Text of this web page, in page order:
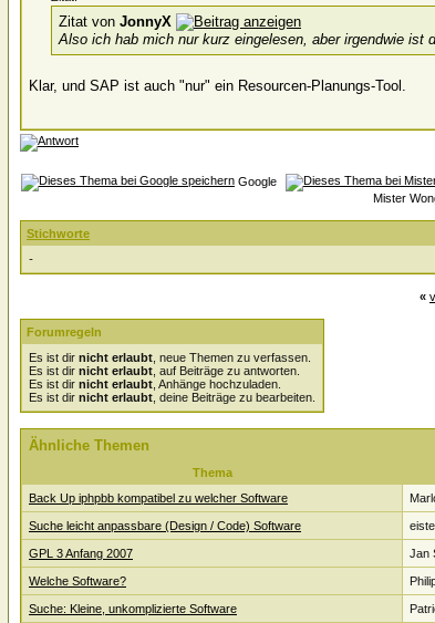
Zitat von JonnyX
Also ich hab mich nur kurz eingelesen, aber irgendwie ist
Klar, und SAP ist auch "nur" ein Resourcen-Planungs-Tool.
Google
Mister
Stichworte
-
«
Forumregeln
Es ist dir nicht erlaubt , neue Themen zu verfassen.
Es ist dir nicht erlaubt , auf Beiträge zu antworten.
Es ist dir nicht erlaubt , Anhänge hochzuladen.
Es ist dir nicht erlaubt , deine Beiträge zu bearbeiten.
Ähnliche Themen
Thema
Back Up iphpbb kompatibel zu welcher Software
Suche leicht anpassbare (Design / Code) Software
GPL 3 Anfang 2007 Jan
Welche Software?
Suche: Kleine, unkomplizierte Software